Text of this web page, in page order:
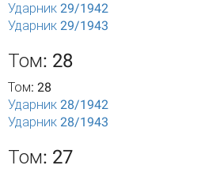
Ударник 29/1942
Ударник 29/1943
Том: 28
Том: 28
Ударник 28/1942
Ударник 28/1943
Том: 27